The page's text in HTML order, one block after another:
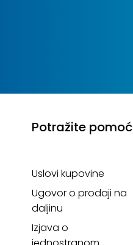
Potražite pomoć
Uslovi kupovine
Ugovor o prodaji na
daljinu
Izjava o